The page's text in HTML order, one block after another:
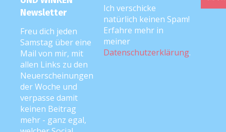
Newsletter
Freu dich jeden
Samstag über eine
Mail von mir, mit
allen Links zu den
Neuerscheinungen
der Woche und
verpasse damit
keinen Beitrag
mehr - ganz egal,
Ich verschicke
natürlich keinen Spam!
Erfahre mehr in
meiner
Datenschutzerklärung.